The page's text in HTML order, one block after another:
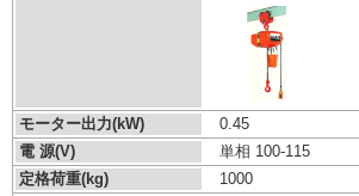
モーター出力(kW)
0.45
電 源(V)
単相 100-115
定格荷重(kg)
1000